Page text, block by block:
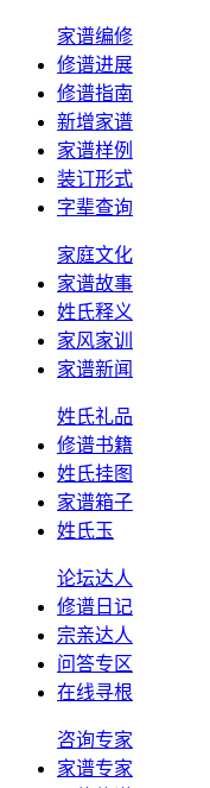
家谱编修
修谱进展
修谱指南
新增家谱
家谱样例
装订形式
字辈查询
家庭文化
家谱故事
姓氏释义
家风家训
家谱新闻
姓氏礼品
修谱书籍
姓氏挂图
家谱箱子
姓氏玉
论坛达人
修谱日记
宗亲达人
问答专区
在线寻根
咨询专家
家谱专家